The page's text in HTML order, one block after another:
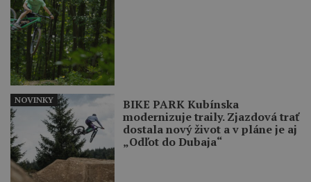
BIKE PARK Kubínska
modernizuje traily. Zjazdová trať
dostala nový život a v pláne je aj
„Odľot do Dubaja“
NOVINKY